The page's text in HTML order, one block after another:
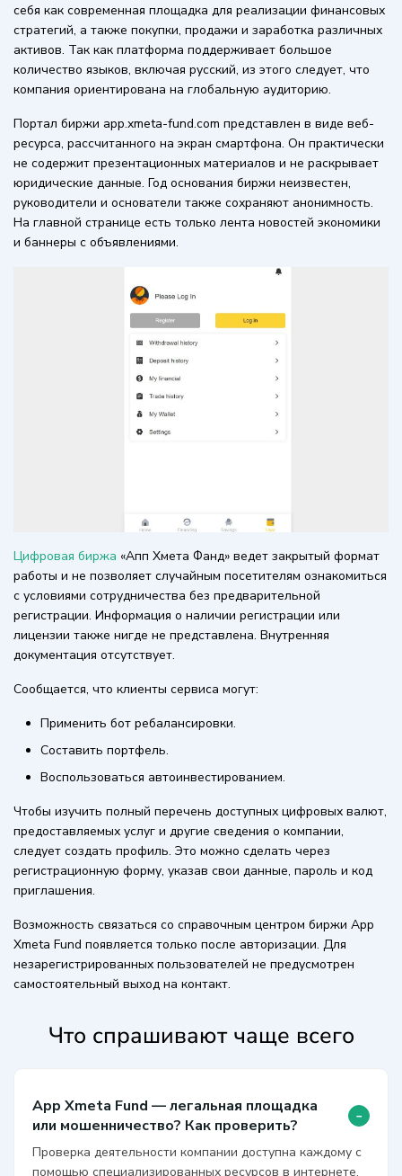
себя как современная площадка для реализации финансовых
стратегий, а также покупки, продажи и заработка различных
активов. Так как платформа поддерживает большое
количество языков, включая русский, из этого следует, что
компания ориентирована на глобальную аудиторию.
Портал биржи app.xmeta-fund.com представлен в виде веб-
ресурса, рассчитанного на экран смартфона. Он практически
не содержит презентационных материалов и не раскрывает
юридические данные. Год основания биржи неизвестен,
руководители и основатели также сохраняют анонимность.
На главной странице есть только лента новостей экономики
и баннеры с объявлениями.
Цифровая биржа «Апп Хмета Фанд» ведет закрытый формат
работы и не позволяет случайным посетителям ознакомиться
с условиями сотрудничества без предварительной
регистрации. Информация о наличии регистрации или
лицензии также нигде не представлена. Внутренняя
документация отсутствует.
Сообщается, что клиенты сервиса могут:
Применить бот ребалансировки.
Составить портфель.
Воспользоваться автоинвестированием.
Чтобы изучить полный перечень доступных цифровых валют,
предоставляемых услуг и другие сведения о компании,
следует создать профиль. Это можно сделать через
регистрационную форму, указав свои данные, пароль и код
приглашения.
Возможность связаться со справочным центром биржи App
Xmeta Fund появляется только после авторизации. Для
незарегистрированных пользователей не предусмотрен
самостоятельный выход на контакт.
Что спрашивают чаще всего
App Xmeta Fund — легальная площадка
или мошенничество? Как проверить?
-
Проверка деятельности компании доступна каждому с
помощью специализированных ресурсов в интернете.